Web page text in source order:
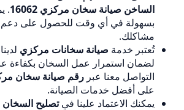
الساخن صيانة سخان مركزي 16062
.
بسهولة في أي وقت للحصول على
مشاكلك.
تُعتبر خدمة صيانة سخانات مركزي
لضمان استمرار عمل السخان بكفاءة
التواصل معنا عبر رقم صيانة سخان مركزي
على أفضل خدمات الصيانة.
يمكنك الاعتماد علينا فيتصليح